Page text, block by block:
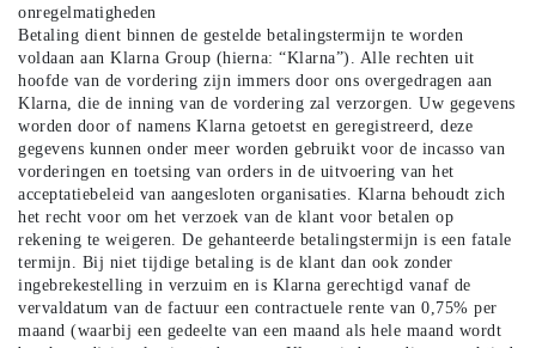
onregelmatigheden
Betaling dient binnen de gestelde betalingstermijn te worden
voldaan aan Klarna Group (hierna: “Klarna”). Alle rechten uit
hoofde van de vordering zijn immers door ons overgedragen aan
Klarna, die de inning van de vordering zal verzorgen. Uw gegevens
worden door of namens Klarna getoetst en geregistreerd, deze
gegevens kunnen onder meer worden gebruikt voor de incasso van
vorderingen en toetsing van orders in de uitvoering van het
acceptatiebeleid van aangesloten organisaties. Klarna behoudt zich
het recht voor om het verzoek van de klant voor betalen op
rekening te weigeren. De gehanteerde betalingstermijn is een fatale
termijn. Bij niet tijdige betaling is de klant dan ook zonder
ingebrekestelling in verzuim en is Klarna gerechtigd vanaf de
vervaldatum van de factuur een contractuele rente van 0,75% per
maand (waarbij een gedeelte van een maand als hele maand wordt